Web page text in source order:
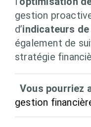
gestion
d’indicateurs
également de
stratégie
Vous pourriez
gestion